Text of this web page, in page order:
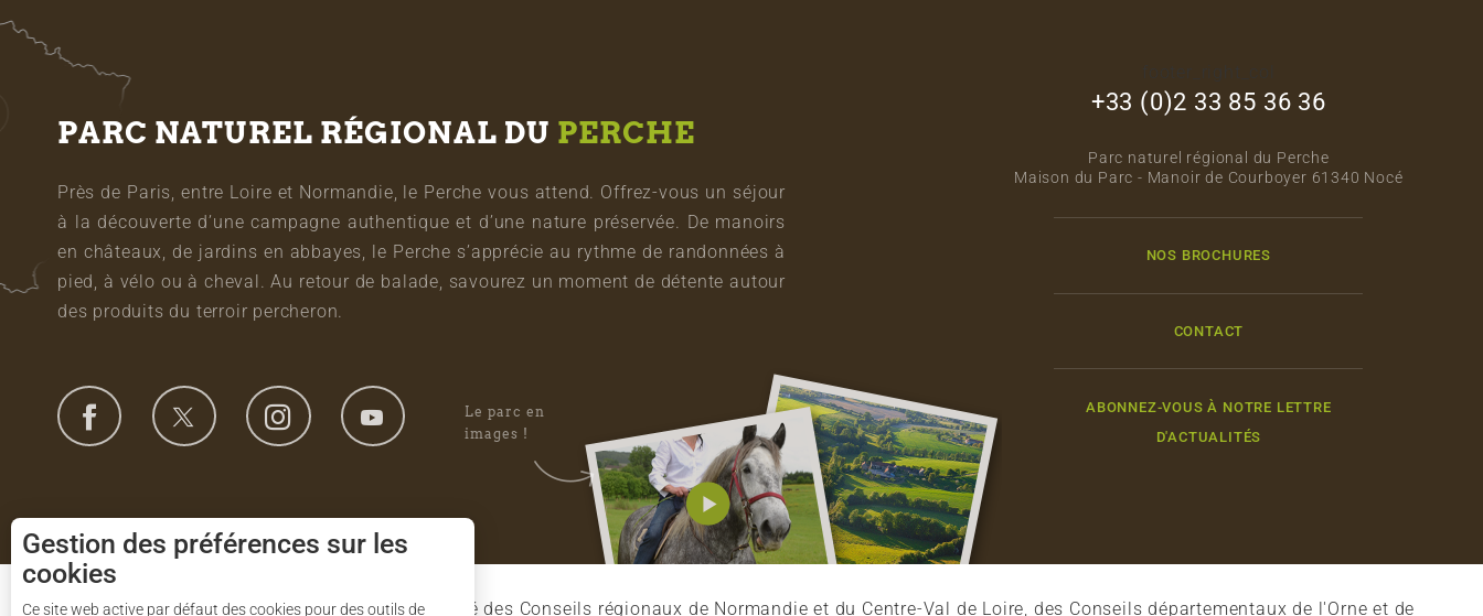
PARC NATUREL RÉGIONAL DU PERCHE
Près de Paris, entre Loire et Normandie, le Perche vous attend. Offrez-vous un séjour
à la découverte d’une campagne authentique et d’une nature préservée. De manoirs
en châteaux, de jardins en abbayes, le Perche s’apprécie au rythme de randonnées à
pied, à vélo ou à cheval. Au retour de balade, savourez un moment de détente autour
des produits du terroir percheron.
Le parc en
images !
+33 (0)2 33 85 36 36
Parc naturel régional du Perche
Maison du Parc - Manoir de Courboyer 61340 Nocé
NOS BROCHURES
CONTACT
ABONNEZ-VOUS À NOTRE LETTRE
D'ACTUALITÉS
Le Syndicat Mixte de gestion du Parc est composé des Conseils régionaux de Normandie et du Centre-Val de Loire, des Conseils départementaux de l'Orne et de
Gestion des préférences sur les
cookies
Ce site web active par défaut des cookies pour des outils de